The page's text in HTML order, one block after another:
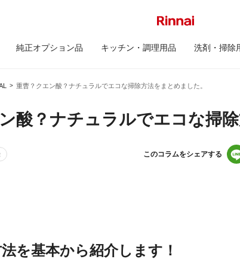
純正オプション品 キッチン・調理用品 洗剤・掃除
重曹？クエン酸？ナチュラルでエコな掃除方法をまとめました。
酸？ナチュラルでエコな掃
このコラムをシェアする
を基本から紹介します！